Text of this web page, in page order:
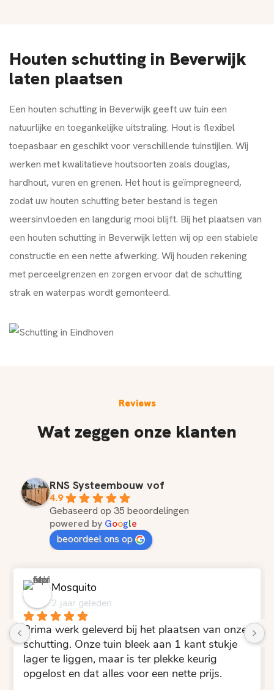
Houten schutting in Beverwijk
laten plaatsen
Een houten schutting in Beverwijk geeft uw tuin een
natuurlijke en toegankelijke uitstraling. Hout is flexibel
toepasbaar en geschikt voor verschillende tuinstijlen. Wij
werken met kwalitatieve houtsoorten zoals douglas,
hardhout, vuren en grenen. Het hout is geïmpregneerd,
zodat uw houten schutting beter bestand is tegen
weersinvloeden en langdurig mooi blijft. Bij het plaatsen van
een houten schutting in Beverwijk letten wij op een stabiele
constructie en een nette afwerking. Wij houden rekening
met perceelgrenzen en zorgen ervoor dat de schutting
strak en waterpas wordt gemonteerd.
Reviews
Wat zeggen onze klanten
RNS Systeembouw vof
4.9
Gebaseerd op 35 beoordelingen
powered by Google
beoordeel ons op
Mosquito
2 jaar geleden
werk geleverd bij het plaatsen van onze
Onze tuin bleek aan 1 kant stukje
te liggen, maar is ter plekke keurig
en dat alles voor een nette prijs.